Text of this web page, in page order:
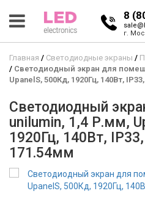
8
г.
Главная Светодиодные экраны
Светодиодный экран для
UpanelS, 500Кд, 1920Гц, 140Вт,
Светодиодный
unilumin, 1,4 Р.мм,
1920Гц, 140Вт,
171.54мм